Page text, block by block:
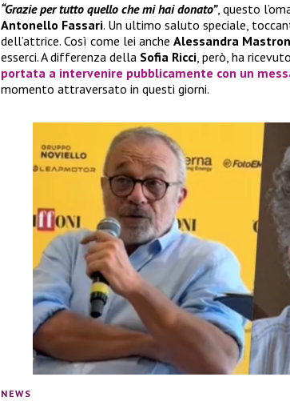
“Grazie per tutto quello che mi hai donato”, questo
Antonello Fassari. Un ultimo saluto speciale,
dell’attrice. Così come lei anche Alessandra
esserci. A differenza della Sofia Ricci, però, ha
portata a intervenire pubblicamente con un
momento attraversato in questi giorni.
NEWS